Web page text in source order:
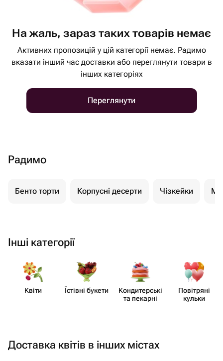
На жаль, зараз таких товарів немає
Активних пропозицій у цій категорії немає. Радимо
вказати інший час доставки або переглянути товари в
інших категоріях
Переглянути
Радимо
Бенто торти Корпусні десерти Чізкейки
Інші категорії
Квіти Їстівні букети
Кондит​ерські
та пекарні
Повітряні
кульки
Доставка квітів в інших містах